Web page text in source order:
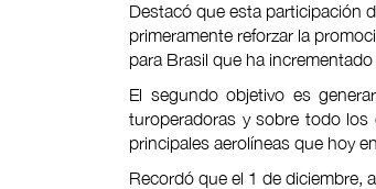
Destacó que esta participación
primeramente reforzar la
para Brasil que ha
El segundo objetivo es
turoperadoras y sobre todo los
principales aerolíneas que hoy
Recordó que el 1 de diciembre,